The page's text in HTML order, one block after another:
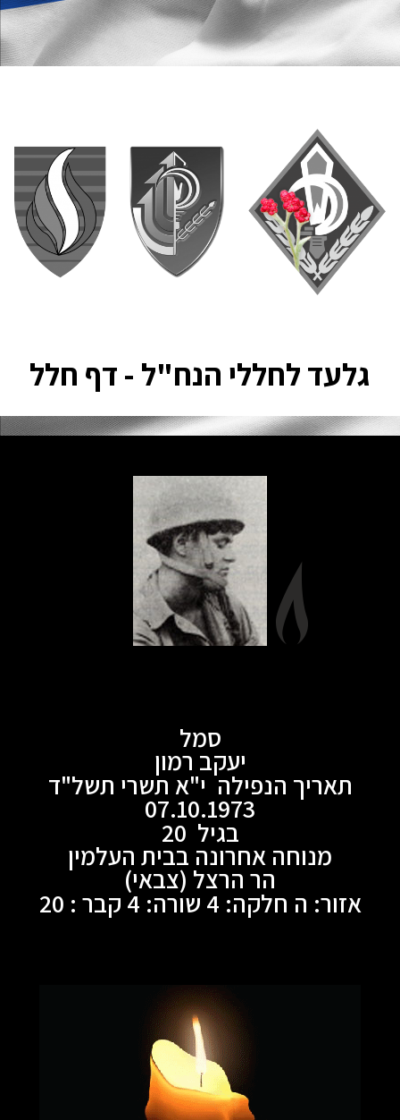
גלעד לחללי הנח"ל - דף חלל
סמל
יעקב רמון
תאריך הנפילה י"א תשרי תשל"ד
07.10.1973
בגיל 20
מנוחה אחרונה בבית העלמין
הר הרצל (צבאי)
אזור: ה חלקה: 4 שורה: 4 קבר : 20